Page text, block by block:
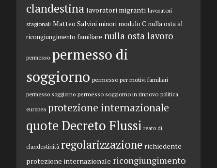
clandestina lavoratori migranti lavoratori
stagionali Matteo Salvini minori modulo C nulla osta al
ricongiungimento familiare nulla osta lavoro
permesso permesso di
soggiorno permesso per motivi familiari
permesso soggiorno permesso soggiorno in rinnovo politica
europea protezione internazionale
quote Decreto Flussi reato di
clandestinità regolarizzazione richiedente
protezione internazionale ricongiungimento